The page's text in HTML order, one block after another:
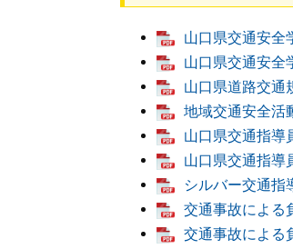
山口県交通安全
山口県交通安全
山口県道路交通
地域交通安全活
山口県交通指導
山口県交通指導
シルバー交通指
交通事故による
交通事故による